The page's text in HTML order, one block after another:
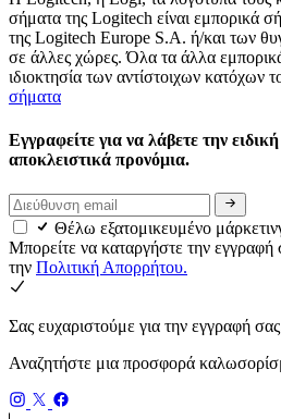
σήματα της Logitech είναι εμπορικά
της Logitech Europe S.A. ή/και των
σε άλλες χώρες. Όλα τα άλλα
ιδιοκτησία των αντίστοιχων κατόχων
σήματα
Εγγραφείτε για να λάβετε την
αποκλειστικά προνόμια.
Θέλω εξατομικευμένο
Μπορείτε να καταργήστε την εγγραφή
την Πολιτική Απορρήτου.
Σας ευχαριστούμε για την εγγραφή
Αναζητήστε μια προσφορά